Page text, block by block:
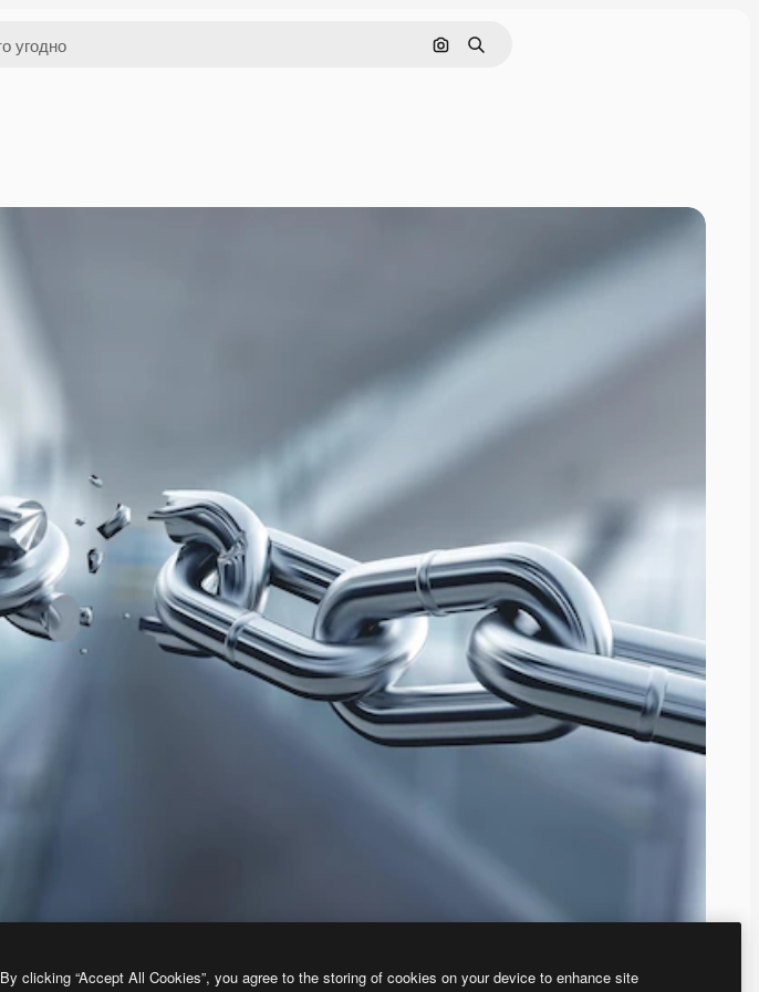
Поиск по изображению
Поиск
By clicking “Accept All Cookies”, you agree to the storing of cookies on your device to enhance site